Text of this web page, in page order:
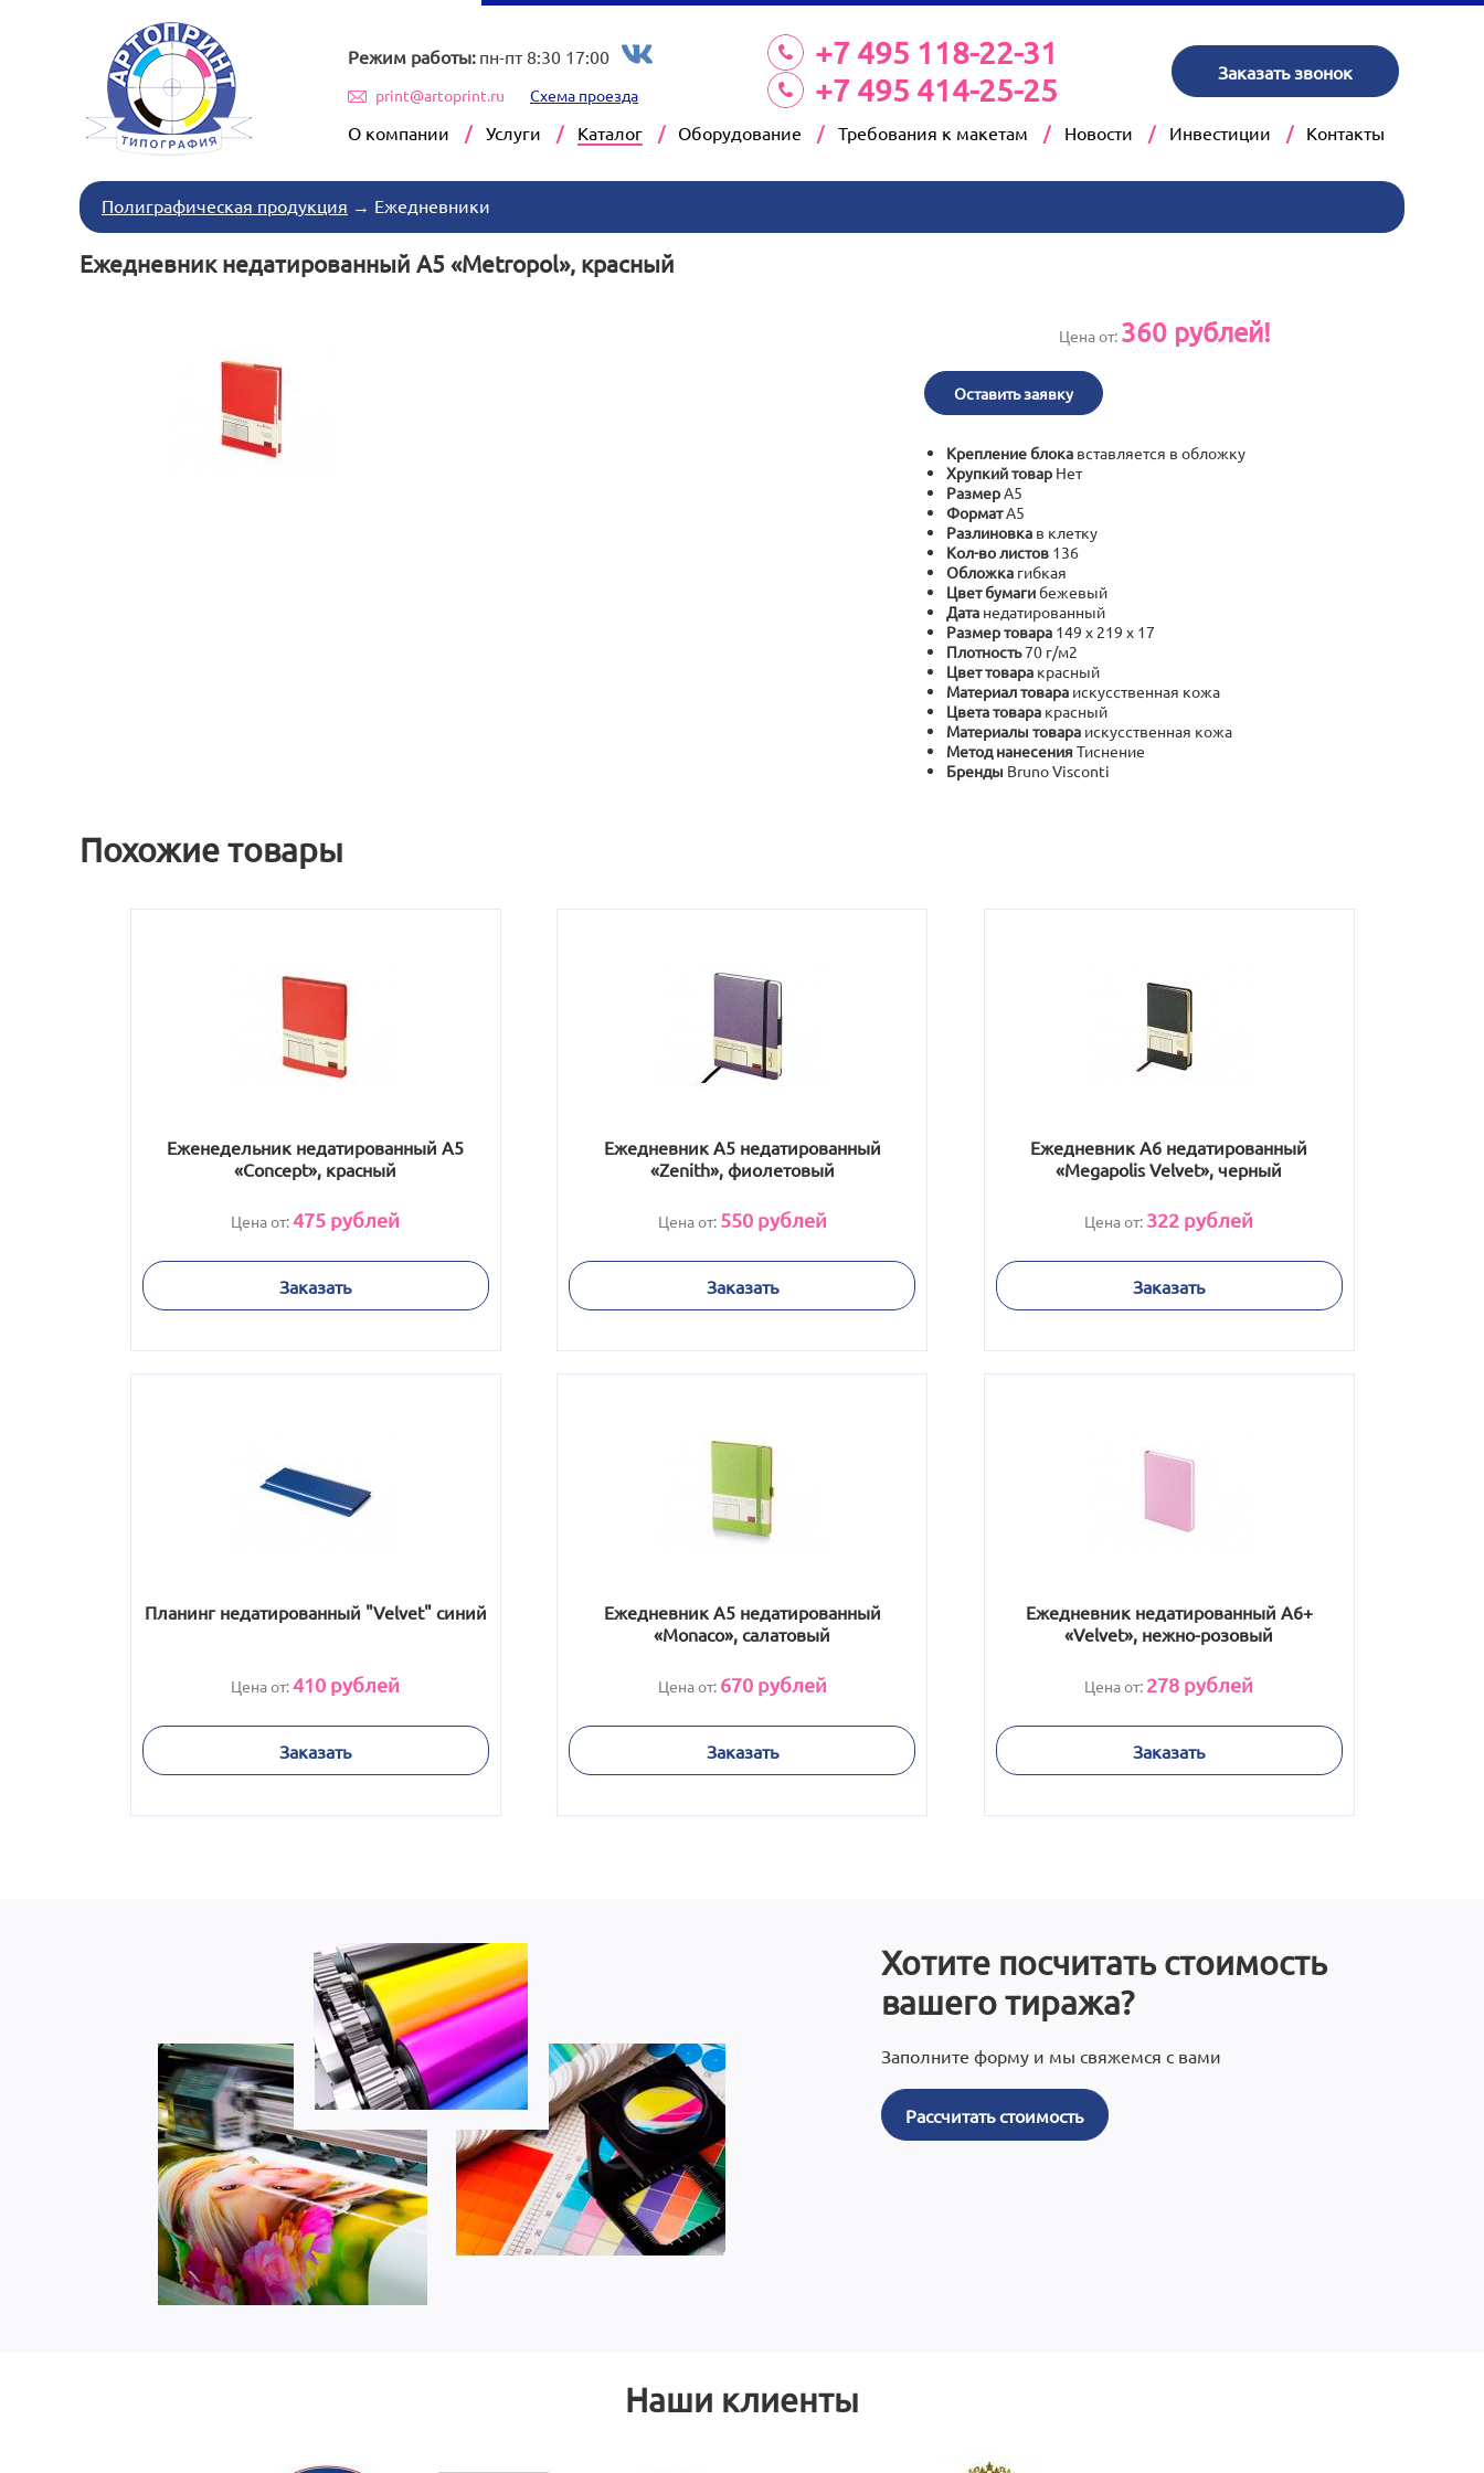
Режим работы: пн-пт 8:30 17:00
print@artoprint.ru Схема проезда
+7 495 118-22-31
+7 495 414-25-25
Заказать звонок
О компании Услуги Каталог Оборудование Требования к макетам Новости Инвестиции Контакты
Полиграфическая продукция → Ежедневники
Ежедневник недатированный А5 «Metropol», красный
Цена от: 360рублей!
Оставить заявку
Крепление блока вставляется в обложку
Хрупкий товар Нет
РазмерА5
ФорматА5
Разлиновка в клетку
Кол-во листов 136
Обложка гибкая
Цвет бумаги бежевый
Дата недатированный
Размер товара 149 х 219 х 17
Плотность70 г/м2
Цвет товара красный
Материал товара искусственная кожа
Цвета товара красный
Материалы товара искусственная кожа
Метод нанесения Тиснение
Бренды Bruno Visconti
Похожие товары
Еженедельник недатированный А5
«Concept», красный
Цена от:475 рублей
Заказать
Ежедневник А5 недатированный
«Zenith», фиолетовый
Цена от: 550рублей
Заказать
Ежедневник А6 недатированный
«Megapolis Velvet», черный
Цена от: 322 рублей
Заказать
Планинг недатированный "Velvet" синий
Цена от:410 рублей
Заказать
Ежедневник А5 недатированный
«Monaco», салатовый
Цена от: 670рублей
Заказать
Ежедневник недатированный А6+
«Velvet», нежно-розовый
Цена от: 278 рублей
Заказать
Хотите посчитать стоимость
вашего тиража?
Заполните форму и мы свяжемся с вами
Рассчитать стоимость
Наши клиенты